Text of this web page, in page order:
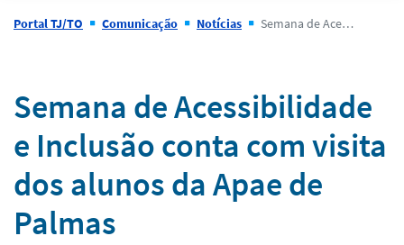
Portal TJ/TO Comunicação Notícias Semana de Acessibilidade e Inclusão conta com visita dos alunos da Apae de Palmas
Notícias
Semana de Acessibilidade
e Inclusão conta com visita
dos alunos da Apae de
Palmas